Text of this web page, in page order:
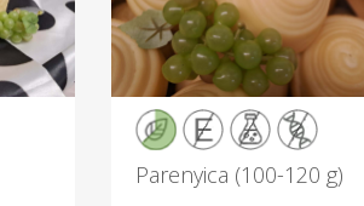
Parenyica (100-120 g)